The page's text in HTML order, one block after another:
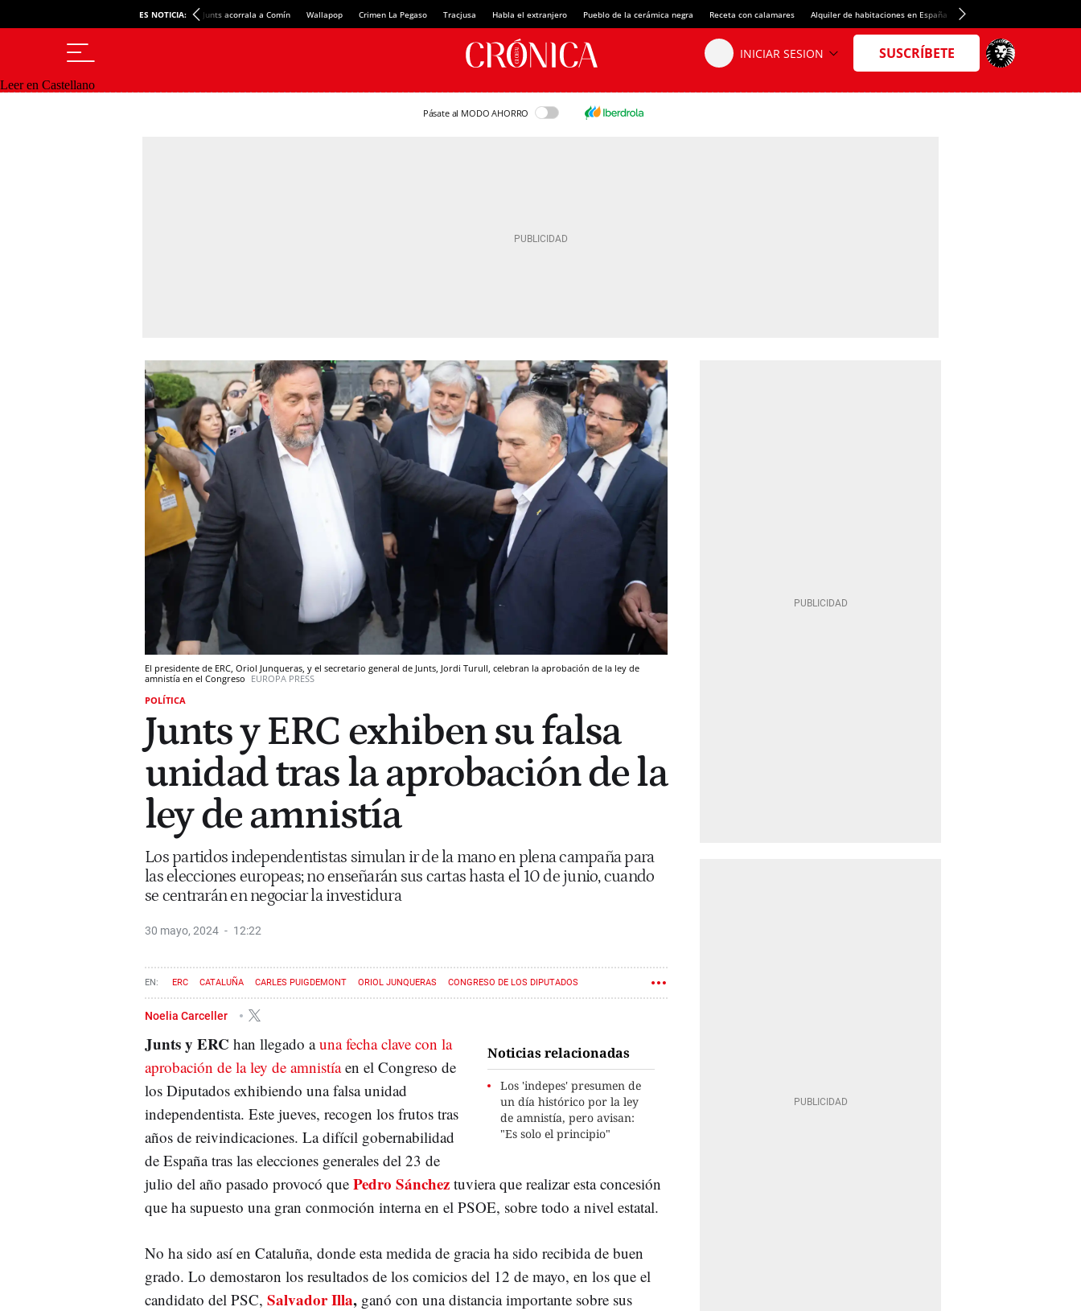
ES NOTICIA: Junts acorrala a Comín Wallapop Crimen La Pegaso Tracjusa Habla el extranjero Pueblo de la cerámica negra Receta con calamares Alquiler de habitaciones en España Crédito del Spotify Camp Nou
Leer en Castellano
Pásate al MODO AHORRO
El presidente de ERC, Oriol Junqueras, y el secretario general de Junts, Jordi Turull, celebran la aprobación de la ley de
amnistía en el Congreso EUROPA PRESS
POLÍTICA
Junts y ERC exhiben su falsa
unidad tras la aprobación de la
ley de amnistía
Los partidos independentistas simulan ir de la mano en plena campaña para
las elecciones europeas; no enseñarán sus cartas hasta el 10 de junio, cuando
se centrarán en negociar la investidura
30 mayo, 2024 12:22
ERC CATALUÑA CARLES PUIGDEMONT ORIOL JUNQUERAS CONGRESO DE LOS DIPUTADOS
JUNTS PER CATALUNYA
Noelia Carceller
Noticias relacionadas
Los 'indepes' presumen de
un día histórico por la ley
de amnistía, pero avisan:
"Es solo el principio"
Junts y ERC han llegado auna fecha clave con la
aprobación de la ley de amnistíaen el Congreso de
los Diputados exhibiendo una falsa unidad
independentista. Este jueves, recogen los frutos tras
años de reivindicaciones. La difícil gobernabilidad
de España tras las elecciones generales del 23 de
julio del año pasado provocó que Pedro Sánchez tuviera que realizar esta concesión
que ha supuesto una gran conmoción interna en el PSOE, sobre todo a nivel estatal.
No ha sido así en Cataluña, donde esta medida de gracia ha sido recibida de buen
grado. Lo demostaron los resultados de los comicios del 12 de mayo, en los que el
candidato del PSC, Salvador Illa, ganó con una distancia importante sobre sus